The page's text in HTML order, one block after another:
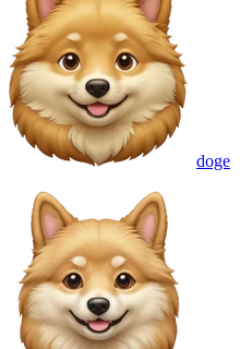
doge